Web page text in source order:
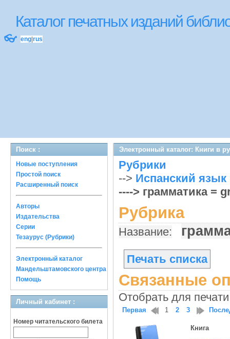
Каталог печатных изданий
👓 eng rus
Поиск :
Новые поступления
Простой поиск
Расширенный поиск
Авторы
Издательства
Серии
Тезаурус (Рубрики)
Электронный каталог
Мандельштамовского центра
Помощь
Личный кабинет :
Номер читательского билета
Электронный каталог: Книги в
Рубрики
--> Испанский язык
----> грамматика =
Рубрика
Название:
Печать списка
Связанные
Отобрать для
Первая 1 2 3
Книга